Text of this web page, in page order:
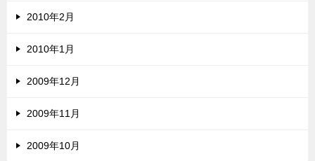
2010年2月
2010年1月
2009年12月
2009年11月
2009年10月